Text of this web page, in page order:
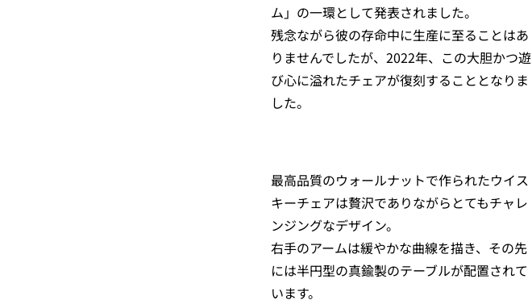
ム」の一環として発表されました。
残念ながら彼の存命中に生産に至ることはあ
りませんでしたが、2022年、この大胆かつ遊
び心に溢れたチェアが復刻することとなりま
した。
最高品質のウォールナットで作られたウイス
キーチェアは贅沢でありながらとてもチャレ
ンジングなデザイン。
右手のアームは緩やかな曲線を描き、その先
には半円型の真鍮製のテーブルが配置されて
います。